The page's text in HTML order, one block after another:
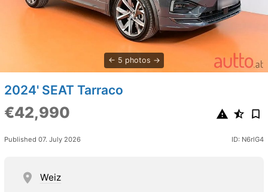
5 photos
2024' SEAT Tarraco
€42,990
Published 07. July 2026 ID: N6rlG4
Weiz